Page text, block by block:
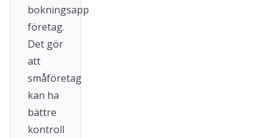
bokningsapp
företag.
Det gör
att
småföretag
kan ha
bättre
kontroll